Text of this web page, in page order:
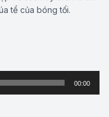
tể của bóng tối.
00:00